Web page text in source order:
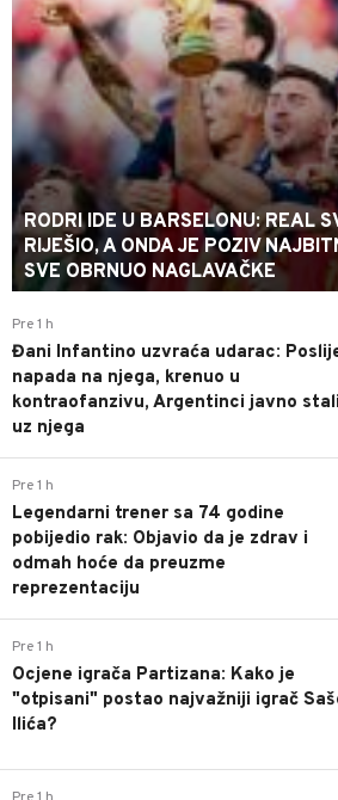
RODRI IDE U BARSELONU: REAL
RIJEŠIO, A ONDA JE POZIV
SVE OBRNUO NAGLAVAČKE
Pre 1 h
Đani Infantino uzvraća udarac:
napada na njega, krenuo u
kontraofanzivu, Argentinci javno stali
uz njega
Pre 1 h
Legendarni trener sa 74 godine
pobijedio rak: Objavio da je zdrav i
odmah hoće da preuzme
reprezentaciju
Pre 1 h
Ocjene igrača Partizana: Kako je
"otpisani" postao najvažniji igrač
Ilića?